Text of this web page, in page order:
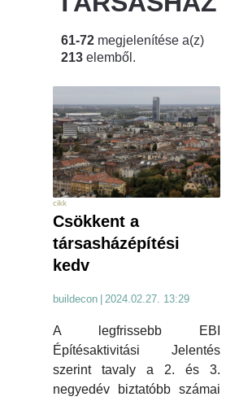
61-72 megjelenítése a(z)
213 elemből.
cikk
Csökkent a
társasházépítési
kedv
buildecon 2024.02.27. 13:29
A legfrissebb EBI
Építésaktivitási Jelentés
szerint tavaly a 2. és 3.
negyedév biztatóbb számai